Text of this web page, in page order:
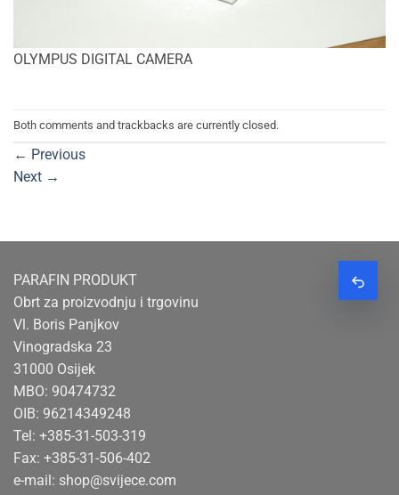
OLYMPUS DIGITAL CAMERA
Both comments and trackbacks are currently closed.
← Previous
Next →
PARAFIN PRODUKT
Obrt za proizvodnju i trgovinu
Vl. Boris Panjkov
Vinogradska 23
31000 Osijek
MBO: 90474732
OIB: 96214349248
Tel: +385-31-503-319
Fax: +385-31-506-402
e-mail: shop@svijece.com